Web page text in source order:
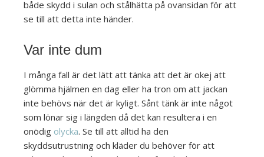
både skydd i sulan och stålhätta på ovansidan för att
se till att detta inte händer.
Var inte dum
I många fall är det lätt att tänka att det är okej att
glömma hjälmen en dag eller ha tron om att jackan
inte behövs när det är kyligt. Sånt tänk är inte något
som lönar sig i längden då det kan resultera i en
onödig olycka. Se till att alltid ha den
skyddsutrustning och kläder du behöver för att